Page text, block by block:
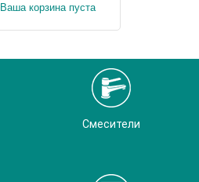
Ваша корзина пуста
Смесители